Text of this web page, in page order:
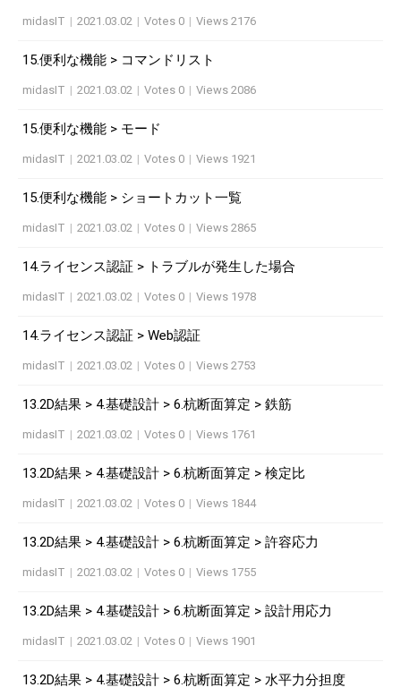
midasIT | 2021.03.02 | Votes 0 | Views 2176
15.便利な機能 > コマンドリスト
midasIT | 2021.03.02 | Votes 0 | Views 2086
15.便利な機能 > モード
midasIT | 2021.03.02 | Votes 0 | Views 1921
15.便利な機能 > ショートカット一覧
midasIT | 2021.03.02 | Votes 0 | Views 2865
14.ライセンス認証 > トラブルが発生した場合
midasIT | 2021.03.02 | Votes 0 | Views 1978
14.ライセンス認証 > Web認証
midasIT | 2021.03.02 | Votes 0 | Views 2753
13.2D結果 > 4.基礎設計 > 6.杭断面算定 > 鉄筋
midasIT | 2021.03.02 | Votes 0 | Views 1761
13.2D結果 > 4.基礎設計 > 6.杭断面算定 > 検定比
midasIT | 2021.03.02 | Votes 0 | Views 1844
13.2D結果 > 4.基礎設計 > 6.杭断面算定 > 許容応力
midasIT | 2021.03.02 | Votes 0 | Views 1755
13.2D結果 > 4.基礎設計 > 6.杭断面算定 > 設計用応力
midasIT | 2021.03.02 | Votes 0 | Views 1901
13.2D結果 > 4.基礎設計 > 6.杭断面算定 > 水平力分担度